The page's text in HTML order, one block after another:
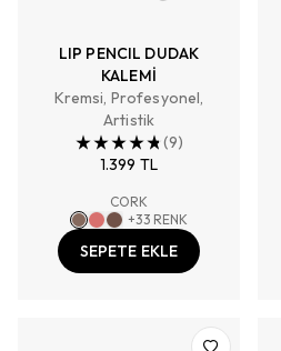
LIP PENCIL DUDAK
KALEMİ
Kremsi, Profesyonel,
Artistik
(9)
1.399 TL
CORK
+33 RENK
SEPETE EKLE